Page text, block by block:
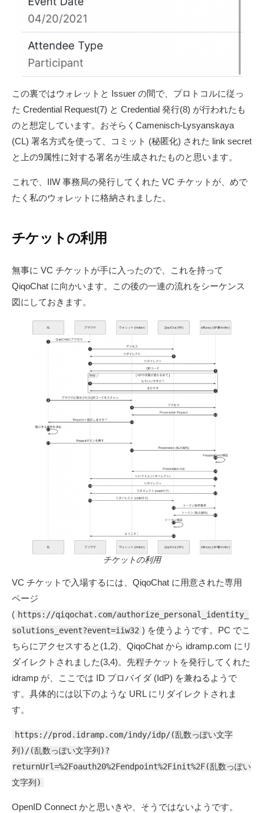
この裏ではウォレットと Issuer の間で、プロトコルに従っ
た Credential Request(7) と Credential 発行(8) が行われたも
のと想定しています。おそらくCamenisch-Lysyanskaya
(CL) 署名方式を使って、コミット (秘匿化) された link secret
と上の9属性に対する署名が生成されたものと思います。
これで、IIW 事務局の発行してくれた VC チケットが、めで
たく私のウォレットに格納されました。
チケットの利用
無事に VC チケットが手に入ったので、これを持って
QiqoChat に向かいます。この後の一連の流れをシーケンス
図にしておきます。
チケットの利用
VC チケットで入場するには、QiqoChat に用意された専用
ページ
( https://qiqochat.com/authorize_personal_identity_
solutions_event?event=iiw32 ) を使うようです。PC でこ
ちらにアクセスすると(1,2)、QiqoChat から idramp.com にリ
ダイレクトされました(3,4)。先程チケットを発行してくれた
idramp が、ここでは ID プロバイダ (IdP) を兼ねるようで
す。具体的には以下のような URL にリダイレクトされま
す。
https://prod.idramp.com/indy/idp/(乱数っぽい文字
列)/(乱数っぽい文字列)?
returnUrl=%2Foauth20%2Fendpoint%2Finit%2F(乱数っぽい
文字列)
OpenID Connect かと思いきや、そうではないようです。